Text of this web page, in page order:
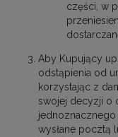
części, w
Aby Kupujący
odstąpienia od
korzystając z
swojej decyzji o
jednoznacznego
wysłane pocztą